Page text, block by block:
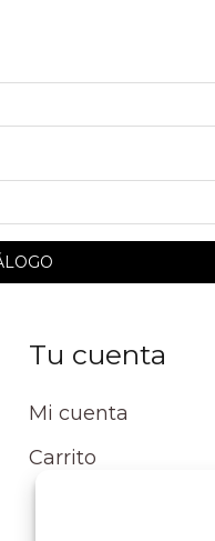
Tu cuenta
Mi cuenta
Carrito